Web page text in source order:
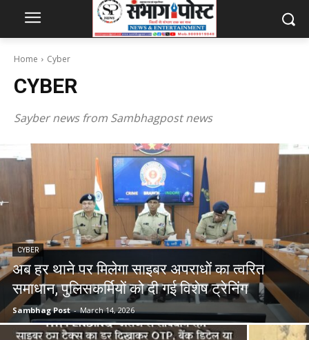
Home Cyber
CYBER
Sayber news from Sambhagpost news
CYBER
अब हर थाने पर मिलेगा साइबर अपराधों का त्वरित
समाधान, पुलिसकर्मियों को दी गई विशेष ट्रेनिंग
Sambhag Post - March 14, 2026